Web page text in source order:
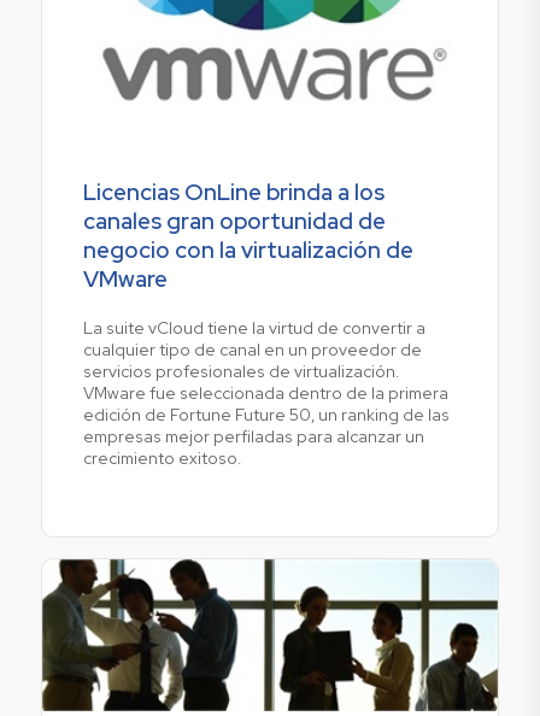
Licencias OnLine brinda a los
canales gran oportunidad de
negocio con la virtualización de
VMware
La suite vCloud tiene la virtud de convertir a
cualquier tipo de canal en un proveedor de
servicios profesionales de virtualización.
VMware fue seleccionada dentro de la primera
edición de Fortune Future 50, un ranking de las
empresas mejor perfiladas para alcanzar un
crecimiento exitoso.